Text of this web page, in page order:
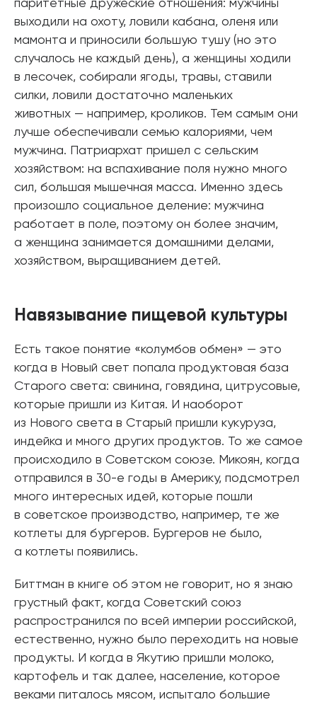
паритетные дружеские отношения: мужчины
выходили на охоту, ловили кабана, оленя или
мамонта и приносили большую тушу (но это
случалось не каждый день), а женщины ходили
в лесочек, собирали ягоды, травы, ставили
силки, ловили достаточно маленьких
животных — например, кроликов. Тем самым они
лучше обеспечивали семью калориями, чем
мужчина. Патриархат пришел с сельским
хозяйством: на вспахивание поля нужно много
сил, большая мышечная масса. Именно здесь
произошло социальное деление: мужчина
работает в поле, поэтому он более значим,
а женщина занимается домашними делами,
хозяйством, выращиванием детей.
Навязывание пищевой культуры
Есть такое понятие «колумбов обмен» — это
когда в Новый свет попала продуктовая база
Старого света: свинина, говядина, цитрусовые,
которые пришли из Китая. И наоборот
из Нового света в Старый пришли кукуруза,
индейка и много других продуктов. То же самое
происходило в Советском союзе. Микоян, когда
отправился в 30-е годы в Америку, подсмотрел
много интересных идей, которые пошли
в советское производство, например, те же
котлеты для бургеров. Бургеров не было,
а котлеты появились.
Биттман в книге об этом не говорит, но я знаю
грустный факт, когда Советский союз
распространился по всей империи российской,
естественно, нужно было переходить на новые
продукты. И когда в Якутию пришли молоко,
картофель и так далее, население, которое
веками питалось мясом, испытало большие